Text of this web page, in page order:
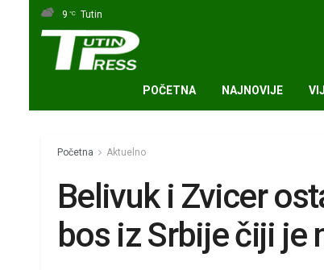
9 °C Tutin
POČETNA NAJNOVIJE
Početna Aktuelno
Belivuk i Zvicer
bos iz Srbije čiji je